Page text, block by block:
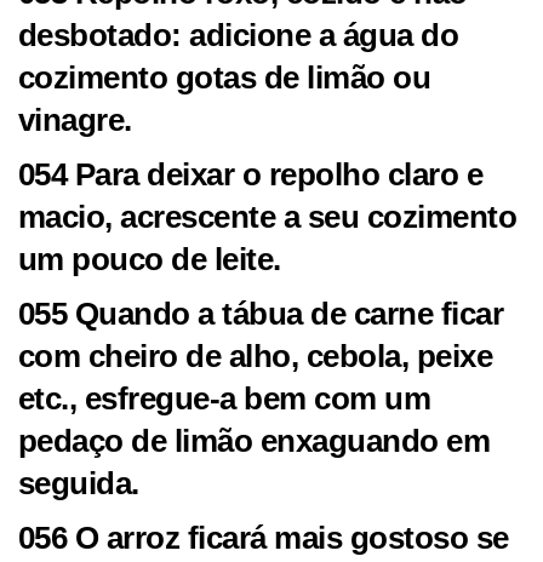
desbotado: adicione a água do
cozimento gotas de limão ou
vinagre.
054 Para deixar o repolho claro e
macio, acrescente a seu cozimento
um pouco de leite.
055 Quando a tábua de carne ficar
com cheiro de alho, cebola, peixe
etc., esfregue-a bem com um
pedaço de limão enxaguando em
seguida.
056 O arroz ficará mais gostoso se